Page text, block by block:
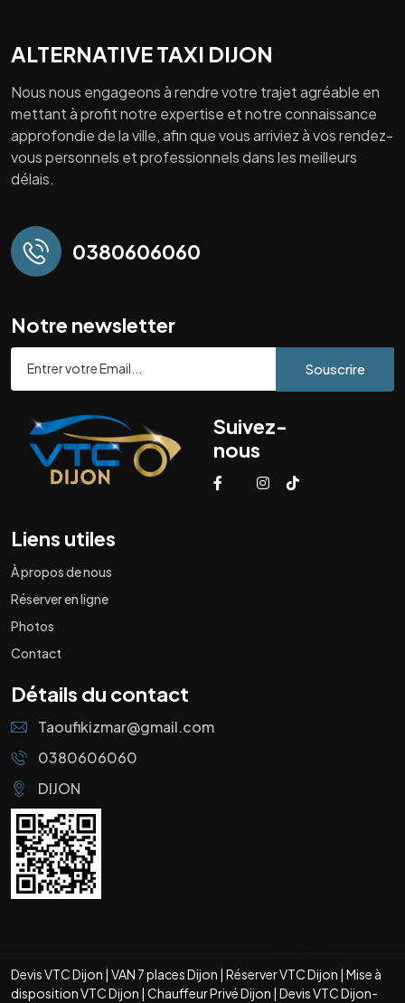
ALTERNATIVE TAXI DIJON
Nous nous engageons à rendre votre trajet agréable en
mettant à profit notre expertise et notre connaissance
approfondie de la ville, afin que vous arriviez à vos rendez-
vous personnels et professionnels dans les meilleurs
délais.
0380606060
Notre newsletter
Souscrire
Suivez-
nous
Liens utiles
À propos de nous
Réserver en ligne
Photos
Contact
Détails du contact
Taoufikizmar@gmail.com
0380606060
DIJON
Devis VTC Dijon | VAN 7 places Dijon | Réserver VTC Dijon | Mise à
disposition VTC Dijon | Chauffeur Privé Dijon | Devis VTC Dijon-